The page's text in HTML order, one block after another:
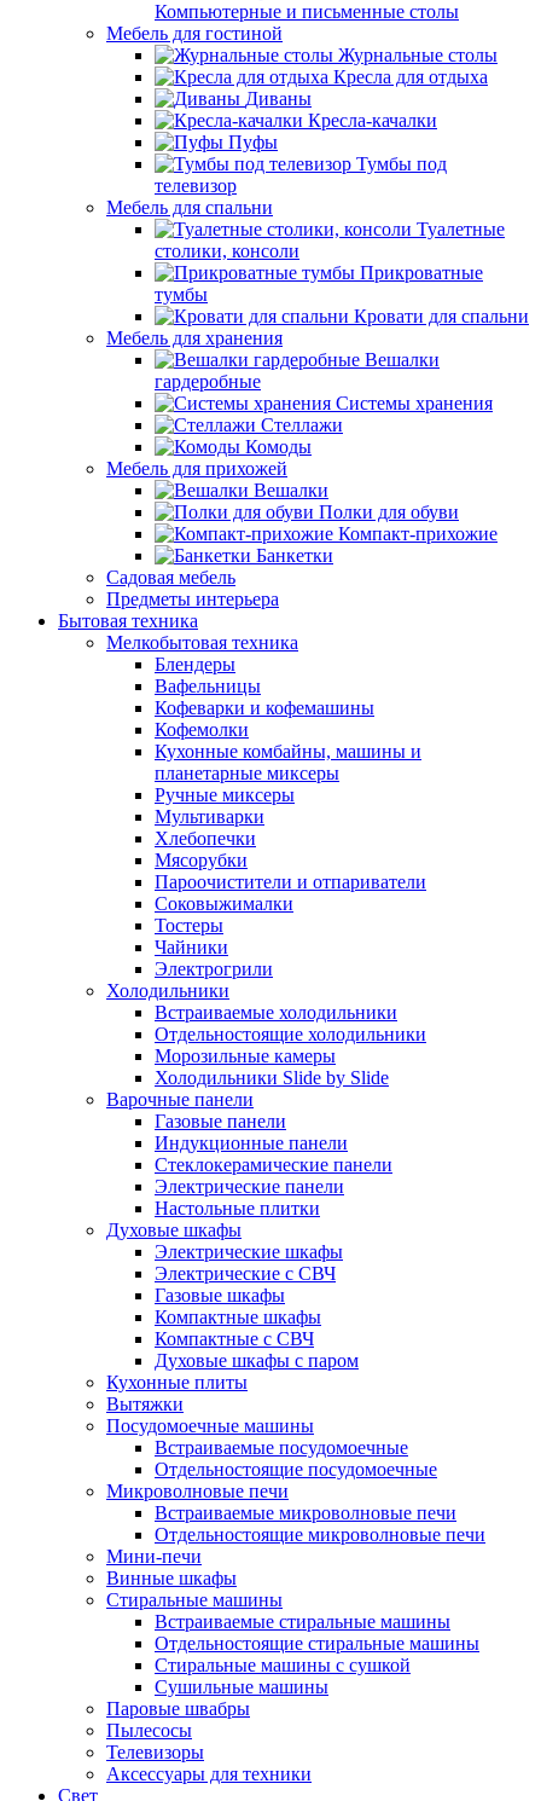
Компьютерные и письменные столы
Мебель для гостиной
Журнальные столы
Кресла для отдыха
Диваны
Кресла-качалки
Пуфы
Тумбы под
телевизор
Мебель для спальни
Туалетные
столики, консоли
Прикроватные
тумбы
Кровати для спальни
Мебель для хранения
Вешалки
гардеробные
Системы хранения
Стеллажи
Комоды
Мебель для прихожей
Вешалки
Полки для обуви
Компакт-прихожие
Банкетки
Садовая мебель
Предметы интерьера
Бытовая техника
Мелкобытовая техника
Блендеры
Вафельницы
Кофеварки и кофемашины
Кофемолки
Кухонные комбайны, машины и
планетарные миксеры
Ручные миксеры
Мультиварки
Хлебопечки
Мясорубки
Пароочистители и отпариватели
Соковыжималки
Тостеры
Чайники
Электрогрили
Холодильники
Встраиваемые холодильники
Отдельностоящие холодильники
Морозильные камеры
Холодильники Slide by Slide
Варочные панели
Газовые панели
Индукционные панели
Стеклокерамические панели
Электрические панели
Настольные плитки
Духовые шкафы
Электрические шкафы
Электрические с СВЧ
Газовые шкафы
Компактные шкафы
Компактные с СВЧ
Духовые шкафы с паром
Кухонные плиты
Вытяжки
Посудомоечные машины
Встраиваемые посудомоечные
Отдельностоящие посудомоечные
Микроволновые печи
Встраиваемые микроволновые печи
Отдельностоящие микроволновые печи
Мини-печи
Винные шкафы
Стиральные машины
Встраиваемые стиральные машины
Отдельностоящие стиральные машины
Стиральные машины с сушкой
Сушильные машины
Паровые швабры
Пылесосы
Телевизоры
Аксессуары для техники
Свет